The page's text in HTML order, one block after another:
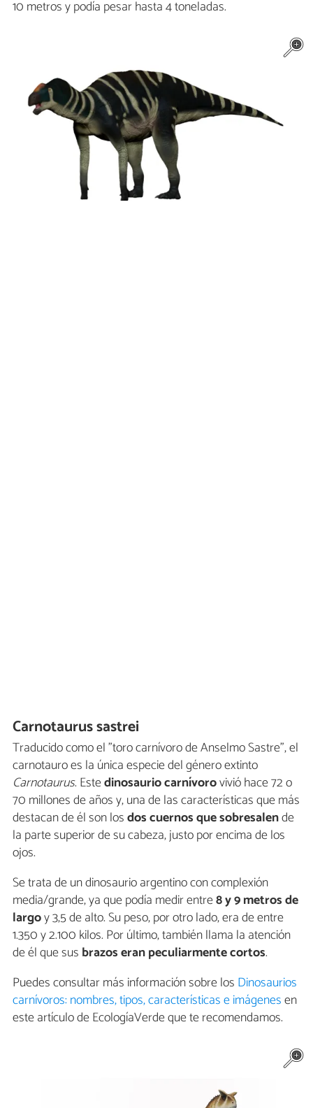
10 metros y podía pesar hasta 4 toneladas.
Carnotaurus sastrei
Traducido como el "toro carnívoro de Anselmo Sastre", el
carnotauro es la única especie del género extinto
Carnotaurus. Estedinosaurio carnívorovivió hace 72 o
70 millones de años y, una de las características que más
destacan de él son losdos cuernos que sobresalende
la parte superior de su cabeza, justo por encima de los
ojos.
Se trata de un dinosaurio argentino con complexión
media/grande, ya que podía medir entre8 y 9 metros de
largoy 3,5 de alto. Su peso, por otro lado, era de entre
1.350 y 2.100 kilos. Por último, también llama la atención
de él que sus brazos eran peculiarmente cortos.
Puedes consultar más información sobre los Dinosaurios
carnívoros: nombres, tipos, características e imágenesen
este artículo de EcologíaVerde que te recomendamos.